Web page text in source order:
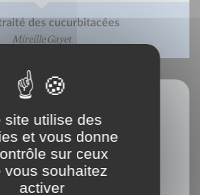
des cucurbitacées
Mireille Gayet
site utilise des
et vous donne
sur ceux
vous souhaitez
activer